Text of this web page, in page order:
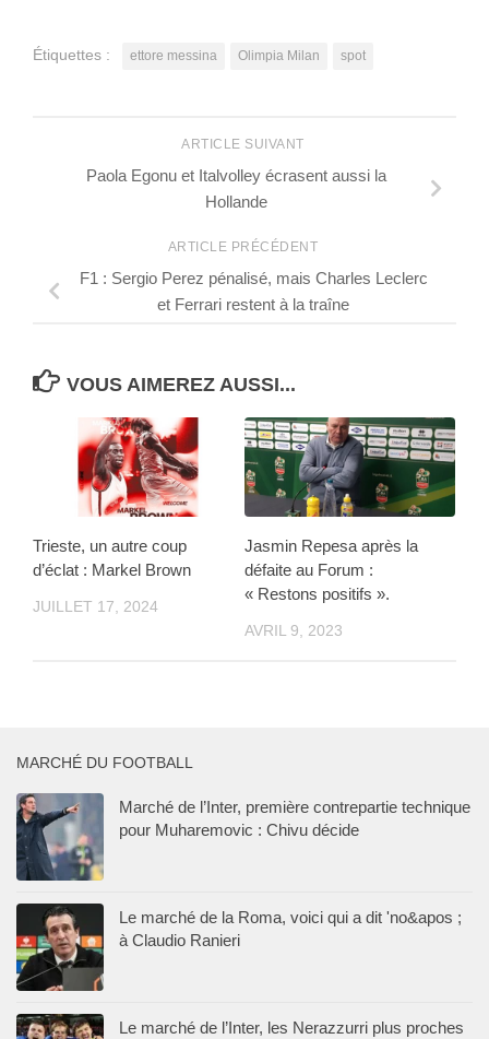
Étiquettes : ettore messina Olimpia Milan spot
ARTICLE SUIVANT
Paola Egonu et Italvolley écrasent aussi la
Hollande
ARTICLE PRÉCÉDENT
F1 : Sergio Perez pénalisé, mais Charles Leclerc
et Ferrari restent à la traîne
VOUS AIMEREZ AUSSI...
Trieste, un autre coup
d’éclat : Markel Brown
JUILLET 17, 2024
Jasmin Repesa après la
défaite au Forum :
« Restons positifs ».
AVRIL 9, 2023
MARCHÉ DU FOOTBALL
Marché de l’Inter, première contrepartie technique
pour Muharemovic : Chivu décide
Le marché de la Roma, voici qui a dit 'no&apos ;
à Claudio Ranieri
Le marché de l’Inter, les Nerazzurri plus proches